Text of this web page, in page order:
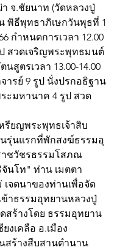
จ.ชัยนาท (วัดหลวงปู่
พิธีพุทธาภิเษกวันพุธที่ 1
กำหนดการเวลา 12.00
สวดเจริญพระพุทธมนต์
สูตรเวลา 13.00-14.00
ารย์ 9 รูป นั่งปรกอธิฐาน
ะมหานาค 4 รูป สวด
รียญพระพุทธเจ้าสิบ
รุ่นแรกที่พักสงฆ์ธรรมอุ
าชวัชรธรรมโสภณ
นโท" ท่าน เมตตา
จตนาของท่านเพื่อจัด
ข้าธรรมอุทยานหลวงปู่
สร้างโดย ธรรมอุทยาน
งเคลือ อ.เมือง
สร้างสืบสานตำนาน